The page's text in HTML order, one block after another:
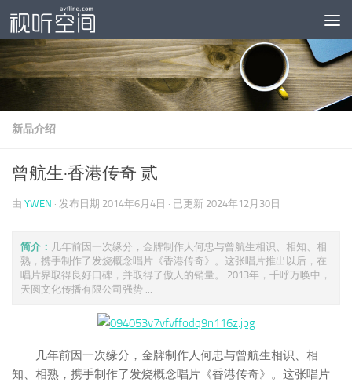
跳至内容
新品介绍
曾航生·香港传奇 贰
由 YWEN · 发布日期 2014年6月4日 · 已更新 2024年12月30日
简介： 几年前因一次缘分，金牌制作人何忠与曾航生相识、相知、相
熟，携手制作了发烧概念唱片《香港传奇》。这张唱片推出以后，在
唱片界取得良好口碑，并取得了傲人的销量。 2013年，千呼万唤中，
天圆文化传播有限公司强势 ...
几年前因一次缘分，金牌制作人何忠与曾航生相识、相
知、相熟，携手制作了发烧概念唱片《香港传奇》。这张唱片